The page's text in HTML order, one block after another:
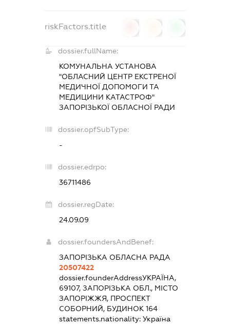
riskFactors.title
dossier.fullName:
КОМУНАЛЬНА УСТАНОВА
"ОБЛАСНИЙ ЦЕНТР ЕКСТРЕНОЇ
МЕДИЧНОЇ ДОПОМОГИ ТА
МЕДИЦИНИ КАТАСТРОФ"
ЗАПОРІЗЬКОЇ ОБЛАСНОЇ РАДИ
dossier.opfSubType:
-
dossier.edrpo:
36711486
dossier.regDate:
24.09.09
dossier.foundersAndBenef:
ЗАПОРІЗЬКА ОБЛАСНА РАДА
20507422
dossier.founderAddressУКРАЇНА,
69107, ЗАПОРІЗЬКА ОБЛ., МІСТО
ЗАПОРІЖЖЯ, ПРОСПЕКТ
СОБОРНИЙ, БУДИНОК 164
statements.nationality: Україна